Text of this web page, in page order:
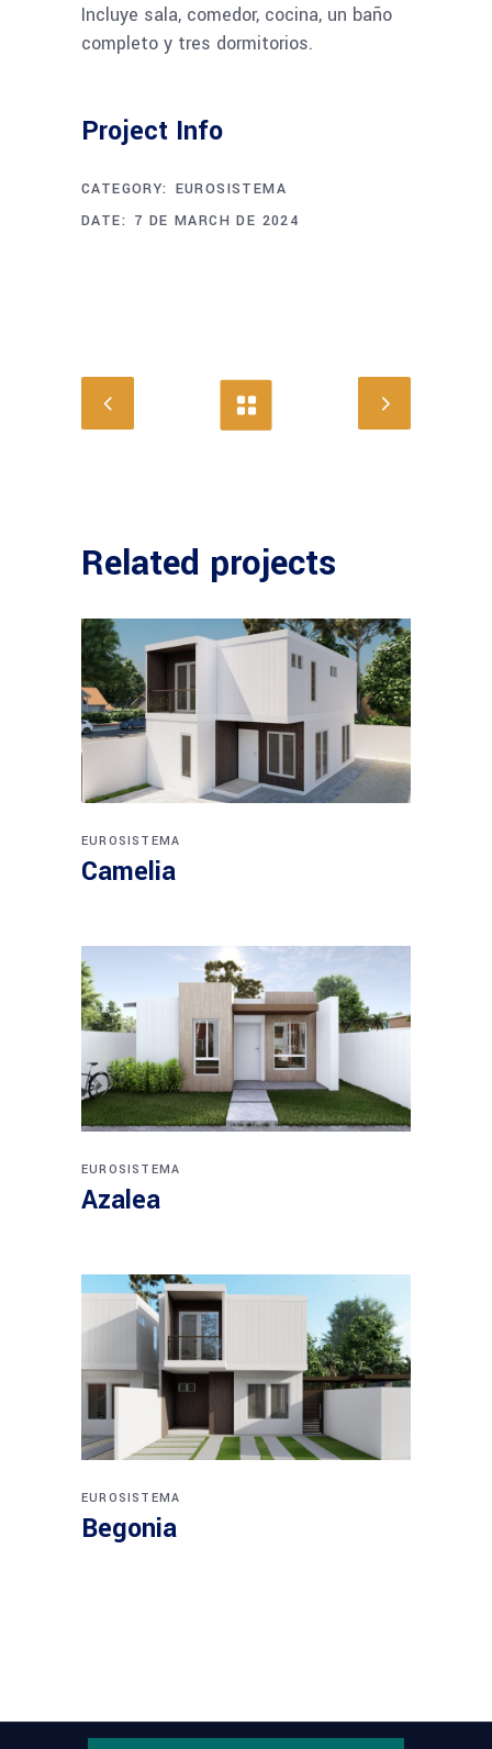
Incluye sala, comedor, cocina, un baño
completo y tres dormitorios.
Project Info
CATEGORY: EUROSISTEMA
DATE: 7 DE MARCH DE 2024
Related projects
EUROSISTEMA
Camelia
EUROSISTEMA
Azalea
EUROSISTEMA
Begonia